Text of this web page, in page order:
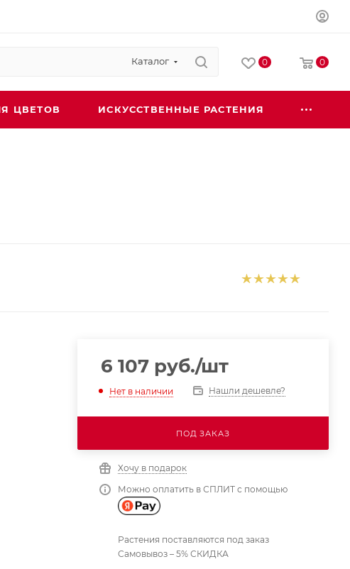
Каталог 0 0
ЦВЕТОВ ИСКУССТВЕННЫЕ РАСТЕНИЯ
6 107руб./шт
Нет в наличии Нашли дешевле?
ПОД ЗАКАЗ
Хочу в подарок
Можно оплатить в СПЛИТ с помощью
Растения поставляются под заказ
Самовывоз – 5% СКИДКА